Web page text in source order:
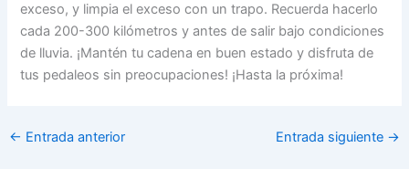
exceso, y limpia el exceso con un trapo. Recuerda hacerlo
cada 200-300 kilómetros y antes de salir bajo condiciones
de lluvia. ¡Mantén tu cadena en buen estado y disfruta de
tus pedaleos sin preocupaciones! ¡Hasta la próxima!
← Entrada anterior Entrada siguiente →